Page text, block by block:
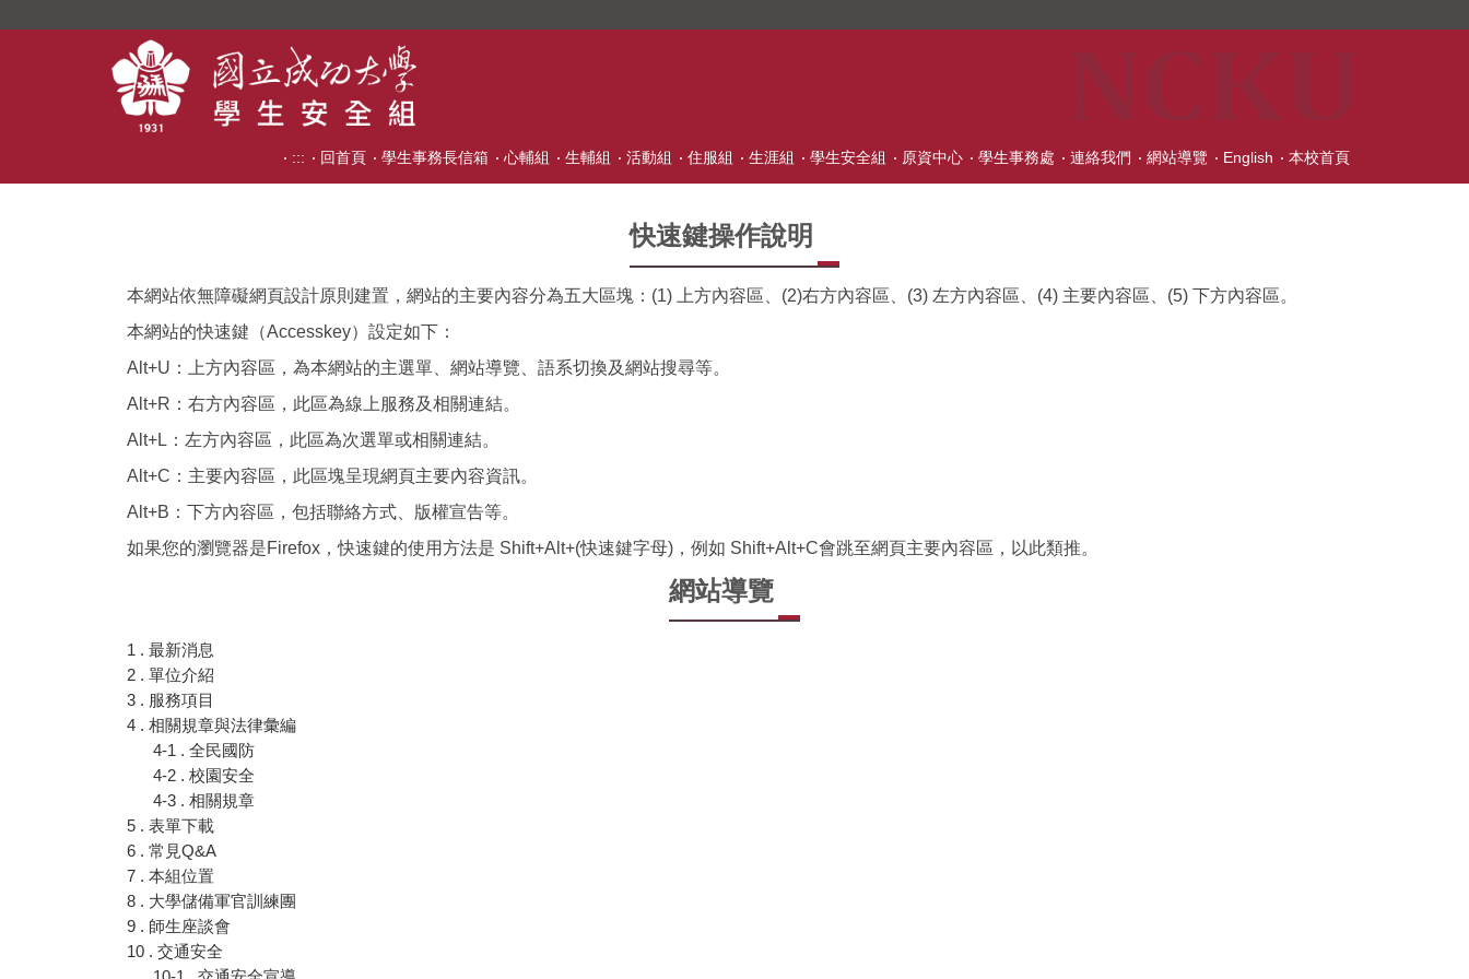
::: 回首頁 學生事務長信箱 心輔組 生輔組 活動組 住服組 生涯組 學生安全組 原資中心 學生事務處 連絡我們 網站導覽 English 本校首頁
快速鍵操作說明
本網站依無障礙網頁設計原則建置，網站的主要內容分為五大區塊：(1) 上方內容區、(2)右方內容區、(3) 左方內容區、(4) 主要內容區、(5) 下方內容區。
本網站的快速鍵（Accesskey）設定如下：
Alt+U：上方內容區，為本網站的主選單、網站導覽、語系切換及網站搜尋等。
Alt+R：右方內容區，此區為線上服務及相關連結。
Alt+L：左方內容區，此區為次選單或相關連結。
Alt+C：主要內容區，此區塊呈現網頁主要內容資訊。
Alt+B：下方內容區，包括聯絡方式、版權宣告等。
如果您的瀏覽器是Firefox，快速鍵的使用方法是 Shift+Alt+(快速鍵字母)，例如 Shift+Alt+C會跳至網頁主要內容區，以此類推。
網站導覽
1 . 最新消息
2 . 單位介紹
3 . 服務項目
4 . 相關規章與法律彙編
4-1 . 全民國防
4-2 . 校園安全
4-3 . 相關規章
5 . 表單下載
6 . 常見Q&A
7 . 本組位置
8 . 大學儲備軍官訓練團
9 . 師生座談會
10 . 交通安全